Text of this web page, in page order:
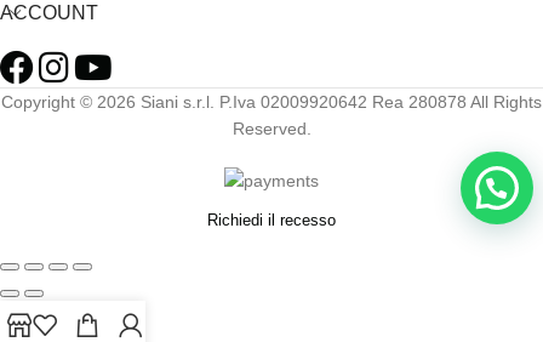
ACCOUNT
Copyright © 2026 Siani s.r.l. P.Iva 02009920642 Rea 280878 All Rights
Reserved.
Richiedi il recesso